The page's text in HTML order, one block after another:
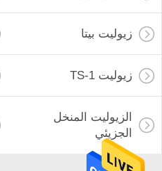
زيوليت بيتا
زيوليت TS-1
الزيوليت المنخل
الجزيئي